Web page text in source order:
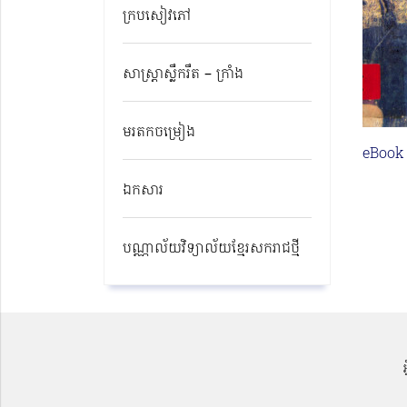
ក្របសៀវភៅ
សាស្ត្រាស្លឹករឹត – ក្រាំង
មរតកចម្រៀង
ឯកសារ
បណ្ណាល័យវិទ្យាល័យខ្មែរសករាជថ្មី​
eBook